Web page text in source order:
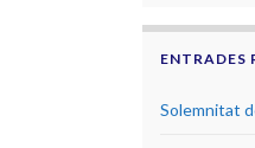
ENTRADES
Solemnitat